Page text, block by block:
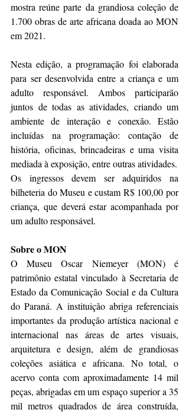
mostra reúne parte da grandiosa coleção de
1.700 obras de arte africana doada ao MON
em 2021.
Nesta edição, a programação foi elaborada
para ser desenvolvida entre a criança e um
adulto responsável. Ambos participarão
juntos de todas as atividades, criando um
ambiente de interação e conexão. Estão
incluídas na programação: contação de
história, oficinas, brincadeiras e uma visita
mediada à exposição, entre outras atividades.
Os ingressos devem ser adquiridos na
bilheteria do Museu e custam R$ 100,00 por
criança, que deverá estar acompanhada por
um adulto responsável.
Sobre o MON
O Museu Oscar Niemeyer (MON) é
patrimônio estatal vinculado à Secretaria de
Estado da Comunicação Social e da Cultura
do Paraná. A instituição abriga referenciais
importantes da produção artística nacional e
internacional nas áreas de artes visuais,
arquitetura e design, além de grandiosas
coleções asiática e africana. No total, o
acervo conta com aproximadamente 14 mil
peças, abrigadas em um espaço superior a 35
mil metros quadrados de área construída,